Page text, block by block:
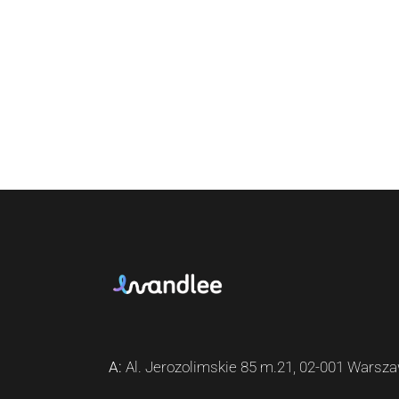
A: Al. Jerozolimskie 85 m.21, 02-001